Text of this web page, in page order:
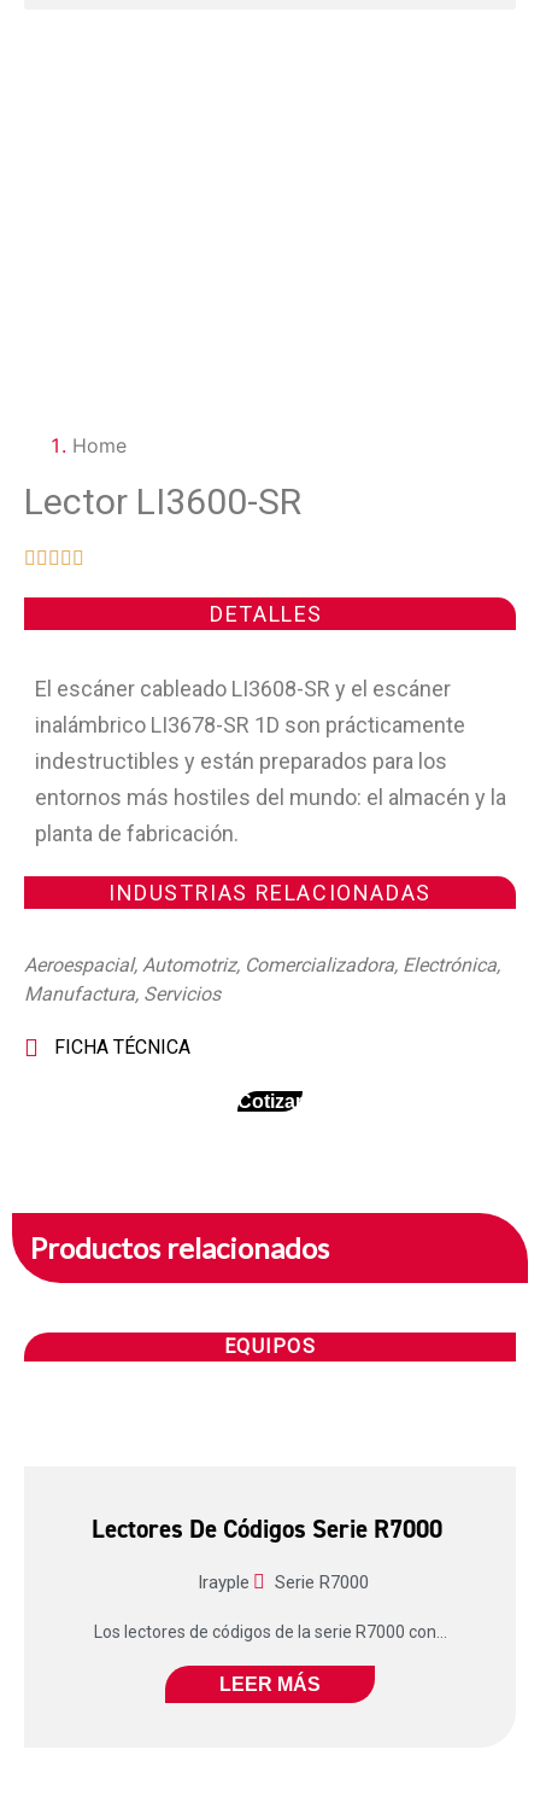
Home
Lector LI3600-SR
    
DETALLES
El escáner cableado LI3608-SR y el escáner
inalámbrico LI3678-SR 1D son prácticamente
indestructibles y están preparados para los
entornos más hostiles del mundo: el almacén y la
planta de fabricación.
INDUSTRIAS RELACIONADAS
Aeroespacial, Automotriz, Comercializadora, Electrónica,
Manufactura, Servicios
FICHA TÉCNICA
Cotizar
Productos relacionados
EQUIPOS
Lectores De Códigos Serie R7000
Irayple Serie R7000
Los lectores de códigos de la serie R7000 con...
LEER MÁS